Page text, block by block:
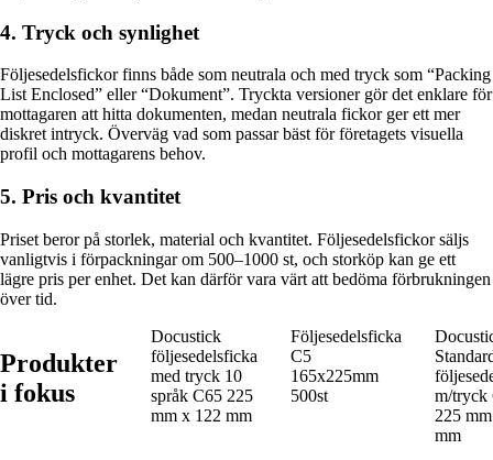
4. Tryck och synlighet
Följesedelsfickor finns både som neutrala och med tryck som “Packing
List Enclosed” eller “Dokument”. Tryckta versioner gör det enklare för
mottagaren att hitta dokumenten, medan neutrala fickor ger ett mer
diskret intryck. Överväg vad som passar bäst för företagets visuella
profil och mottagarens behov.
5. Pris och kvantitet
Priset beror på storlek, material och kvantitet. Följesedelsfickor säljs
vanligtvis i förpackningar om 500–1000 st, och storköp kan ge ett
lägre pris per enhet. Det kan därför vara värt att bedöma förbrukningen
över tid.
Produkter
i fokus
Docustick
följesedelsficka
med tryck 10
språk C65 225
mm x 122 mm
Följesedelsficka
C5
165x225mm
500st
m/tryck
225
mm